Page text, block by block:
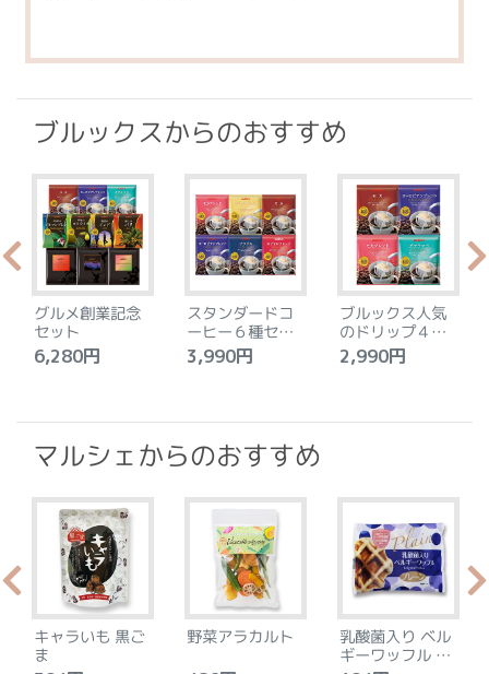
ブルックスからのおすすめ
グルメ創業記念
セット
6,280円
スタンダードコ
ーヒー６種セッ
ト
3,990円
ブルックス人気
のドリップ４種
セット
2,990円
マルシェからのおすすめ
キャラいも 黒ご
ま
野菜アラカルト
乳酸菌入り ベル
ギーワッフル プ